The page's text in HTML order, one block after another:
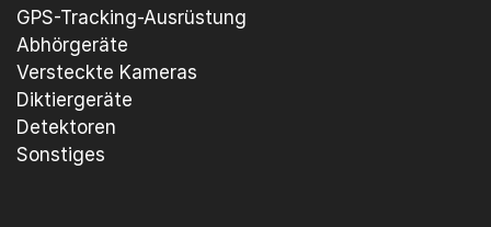
GPS-Tracking-Ausrüstung
Abhörgeräte
Versteckte Kameras
Diktiergeräte
Detektoren
Sonstiges